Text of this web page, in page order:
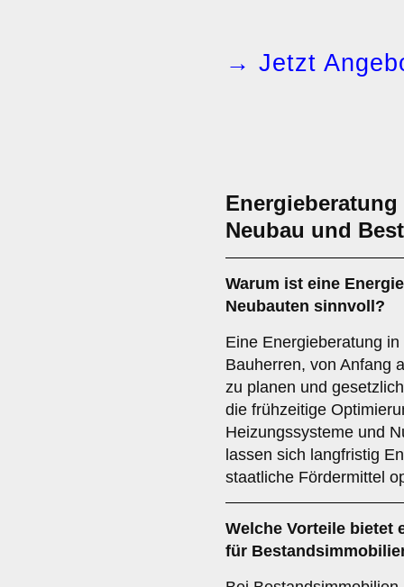
→ Jetzt
Neubau und
Warum ist eine
Neubauten sinnvoll?
Eine Energieberatung
Bauherren, von Anfang
zu planen und
die frühzeitige
Heizungssysteme und
lassen sich langfristig
staatliche Fördermittel
Welche Vorteile bietet
für